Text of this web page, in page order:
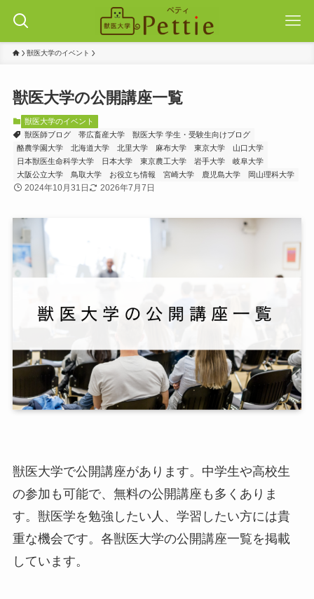
獣医大学のイベント
獣医大学の公開講座一覧
獣医大学のイベント
獣医師ブログ
帯広畜産大学
獣医大学 学生・受験生向けブログ
酪農学園大学
北海道大学 北里大学 麻布大学 東京大学
山口大学
日本獣医生命科学大学
日本大学 東京農工大学 岩手大学
岐阜大学
大阪公立大学
鳥取大学 お役立ち情報 宮崎大学 鹿児島大学 岡山理科大学
2024年10月31日 2026年7月7日
獣医大学で公開講座があります。中学生や高校生
の参加も可能で、無料の公開講座も多くありま
す。獣医学を勉強したい人、学習したい方には貴
重な機会です。各獣医大学の公開講座一覧を掲載
しています。